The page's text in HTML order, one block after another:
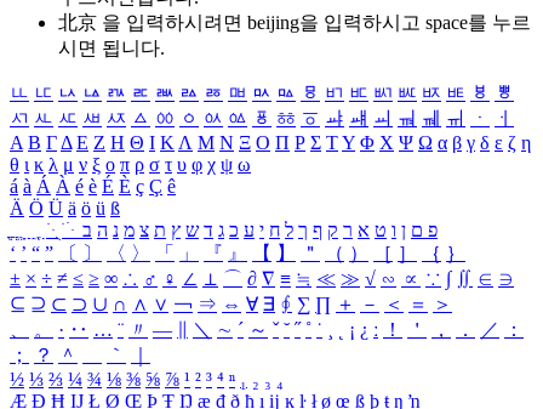
北京 을 입력하시려면 beijing을 입력하시고 space를 누르
시면 됩니다.
ㅥ ㅦ ㅧ ㅨ ㅩ ㅪ ㅫ ㅬ ㅭ ㅮ ㅯ ㅰ ㅱ ㅲ ㅳ ㅴ ㅵ ㅶ ㅷ ㅸ
ㅹ
ㅺ ㅻ ㅼ ㅽ ㅾ ㅿ ㆀ ㆁ ㆂ ㆃ ㆄ ㆅ ㆆ ㆇ ㆈ ㆉ ㆊ ㆋ ㆌ ㆍ
ㆎ
Α Β ΓΔ Ε Ζ Η Θ Ι ΚΛ Μ Ν Ξ Ο Π Ρ Σ ΤΥ Φ Χ Ψ Ω α β γ δ ε ζ η
θ ι κ λ μ ν ξ ο π ρ σ τ υ φ χ ψ ω
á à Á À é è É È ç Ç ê
Ä Ö Ü ä ö ü ß
ִֶֹ ֻּ ׁׂ פ ם ן ו ט א ר ק ף ך ל ח י ע כ ג ד ש ץ ת צ מ נ ה ב
‘ ’ “ ” 〔 〕 〈 〉 「 」 『 』 【 】 ＂ （ ） ［ ］ ｛ ｝
± × ÷ ≠ ≤ ≥ ∞ ∴ ♂ ♀ ∠ ⊥ ⌒ ∂ ∇ ≡ ≒ ≪ ≫ √ ∽ ∝ ∵ ∫ ∬ ∈ ∋
⊆ ⊇ ⊂ ⊃ ∪ ∩ ∧ ∨ ￢ ⇒ ⇔ ∀ ∃ ∮ ∑ ∏ ＋ － ＜ ＝
＞
、
。 · ‥ … ¨ 〃 ― ＼ ∼ ´ ～ ˇ ˘ ˝ ˚ ˙ ¸ ¡ ¿ ː ！ ＇ ， ． ／
：
；
？ ＾ ｀
½ ⅓ ⅔ ¼ ¾ ⅛ ⅜ ⅝ ⅞ ¹ ² ³ ⁴ ⁿ ₁ ₂ ₃ ₄
Æ Ð Ħ Ĳ Ł Ø Œ Þ Ŧ Ŋ æ đ ð ħ ı ĳ ĸ ŀ ł ø œ ß þ ŧ ŋ ŉ